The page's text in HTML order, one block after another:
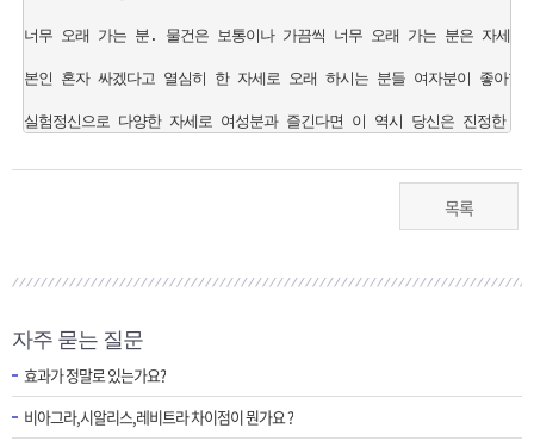
너무 오래 가는 분. 물건은 보통이나 가끔씩 너무 오래 가는 분은 자세를
본인 혼자 싸겠다고 열심히 한 자세로 오래 하시는 분들 여자분이 좋아
목록
자주 묻는 질문
효과가 정말로 있는가요?
비아그라,시알리스,레비트라 차이점이 뭔가요 ?